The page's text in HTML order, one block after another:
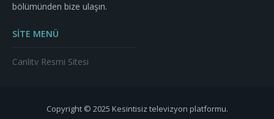
bölümünden bize ulaşın.
SİTE MENÜ
Canlitv Resmi Sitesi
Copyright © 2025 Kesintisiz televizyon platformu.